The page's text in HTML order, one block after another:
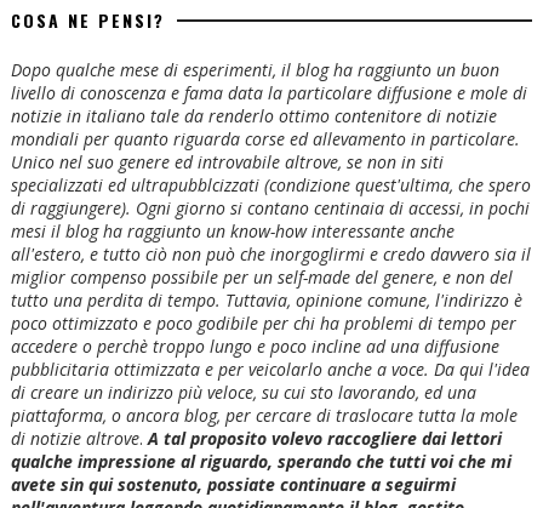
COSA NE PENSI?
Dopo qualche mese di esperimenti, il blog ha raggiunto un buon
livello di conoscenza e fama data la particolare diffusione e mole di
notizie in italiano tale da renderlo ottimo contenitore di notizie
mondiali per quanto riguarda corse ed allevamento in particolare.
Unico nel suo genere ed introvabile altrove, se non in siti
specializzati ed ultrapubblcizzati (condizione quest'ultima, che spero
di raggiungere). Ogni giorno si contano centinaia di accessi, in pochi
mesi il blog ha raggiunto un know-how interessante anche
all'estero, e tutto ciò non può che inorgoglirmi e credo davvero sia il
miglior compenso possibile per un self-made del genere, e non del
tutto una perdita di tempo. Tuttavia, opinione comune, l'indirizzo è
poco ottimizzato e poco godibile per chi ha problemi di tempo per
accedere o perchè troppo lungo e poco incline ad una diffusione
pubblicitaria ottimizzata e per veicolarlo anche a voce. Da qui l'idea
di creare un indirizzo più veloce, su cui sto lavorando, ed una
piattaforma, o ancora blog, per cercare di traslocare tutta la mole
di notizie altrove.A tal proposito volevo raccogliere dai lettori
qualche impressione al riguardo, sperando che tutti voi che mi
avete sin qui sostenuto, possiate continuare a seguirmi